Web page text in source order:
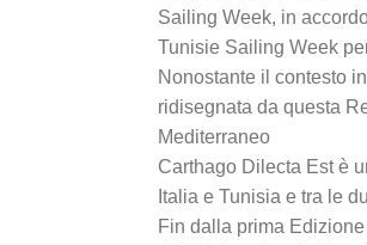
Sailing Week, in
Tunisie Sailing Week
Nonostante il contesto
ridisegnata da questa
Mediterraneo
Carthago Dilecta Est è
Italia e Tunisia e tra le
Fin dalla prima